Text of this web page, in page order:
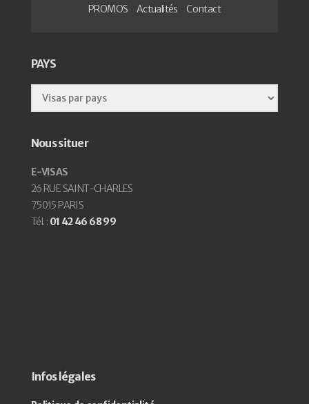
PROMOS
Actualités Contact
PAYS
Nous situer
E-VISAS
26 RUE SAINT-CHARLES
75015 PARIS
Tél. : 01 42 46 68 99
Infos légales